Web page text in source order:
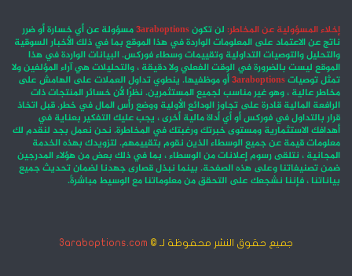
إخلاء المسؤولية عن المخاطر: لن تكون3araboptionsمسؤولة عن أي خسارة أو ضرر
ناتج عن الاعتماد على المعلومات الواردة في هذا الموقع بما في ذلك الأخبار السوقية
والتحليل والتوصيات التداولية وتقييمات وسطاء فوركس. البيانات الواردة في هذا
الموقع ليست بالضرورة في الوقت الفعلي ولا دقيقة ، والتحليلات هي آراء المؤلفين ولا
تمثل توصيات3araboptionsأو موظفيها. ينطوي تداول العملات على الهامش على
مخاطر عالية ، وهو غير مناسب لجميع المستثمرين. نظرًا لأن خسائر المنتجات ذات
الرافعة المالية قادرة على تجاوز الودائع الأولية ووضع رأس المال في خطر. قبل اتخاذ
قرار بالتداول في فوركس أو أي أداة مالية أخرى ، يجب عليك التفكير بعناية في
أهدافك الاستثمارية ومستوى خبرتك ورغبتك في المخاطرة. نحن نعمل بجد لنقدم لك
معلومات قيمة عن جميع الوسطاء الذين نقوم بتقييمهم. لتزويدك بهذه الخدمة
المجانية ، نتلقى رسوم إعلانات من الوسطاء ، بما في ذلك بعض من هؤلاء المدرجين
ضمن تصنيفاتنا وعلى هذه الصفحة. بينما نبذل قصارى جهدنا لضمان تحديث جميع
بياناتنا ، فإننا نشجعك على التحقق من معلوماتنا مع الوسيط مباشرةً.
جميع حقوق النشر محفوظة لـ © 3araboptions.com